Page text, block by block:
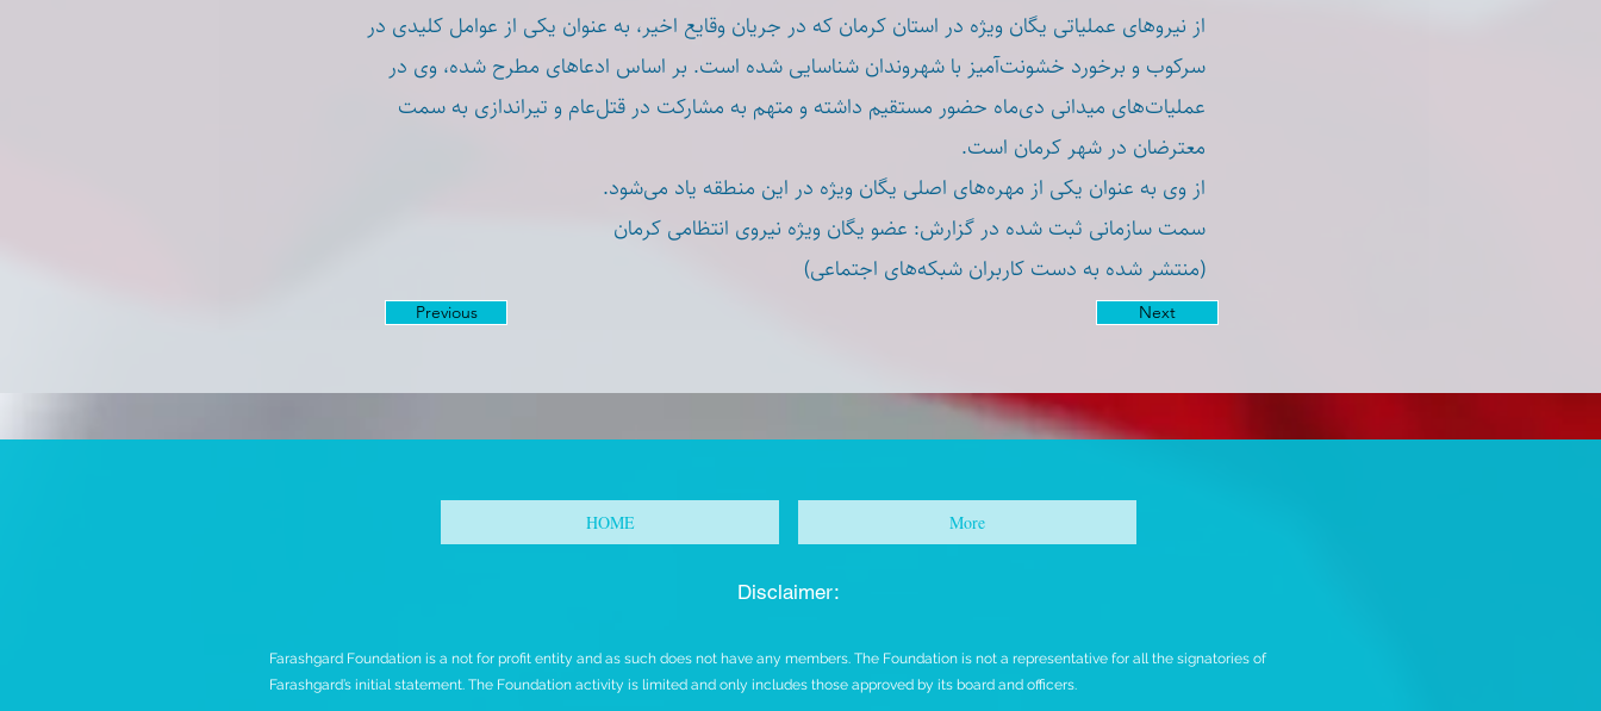
از نیروهای عملیاتی یگان ویژه در استان کرمان که در جریان وقایع اخیر، به عنوان یکی از عوامل کلیدی در
سرکوب و برخورد خشونت‌آمیز با شهروندان شناسایی شده است. بر اساس ادعاهای مطرح شده، وی در
عملیات‌های میدانی دی‌ماه حضور مستقیم داشته و متهم به مشارکت در قتل‌عام و تیراندازی به سمت
معترضان در شهر کرمان است.
از وی به عنوان یکی از مهره‌های اصلی یگان ویژه در این منطقه یاد می‌شود.
سمت سازمانی ثبت شده در گزارش: عضو یگان ویژه نیروی انتظامی کرمان
(منتشر شده به دست کاربران شبکه‌های اجتماعی)
Previous Next
HOME More
Disclaimer:
Farashgard Foundation is a not for profit entity and as such does not have any members. The Foundation is not a representative for all the signatories of
Farashgard’s initial statement. The Foundation activity is limited and only includes those approved by its board and officers.